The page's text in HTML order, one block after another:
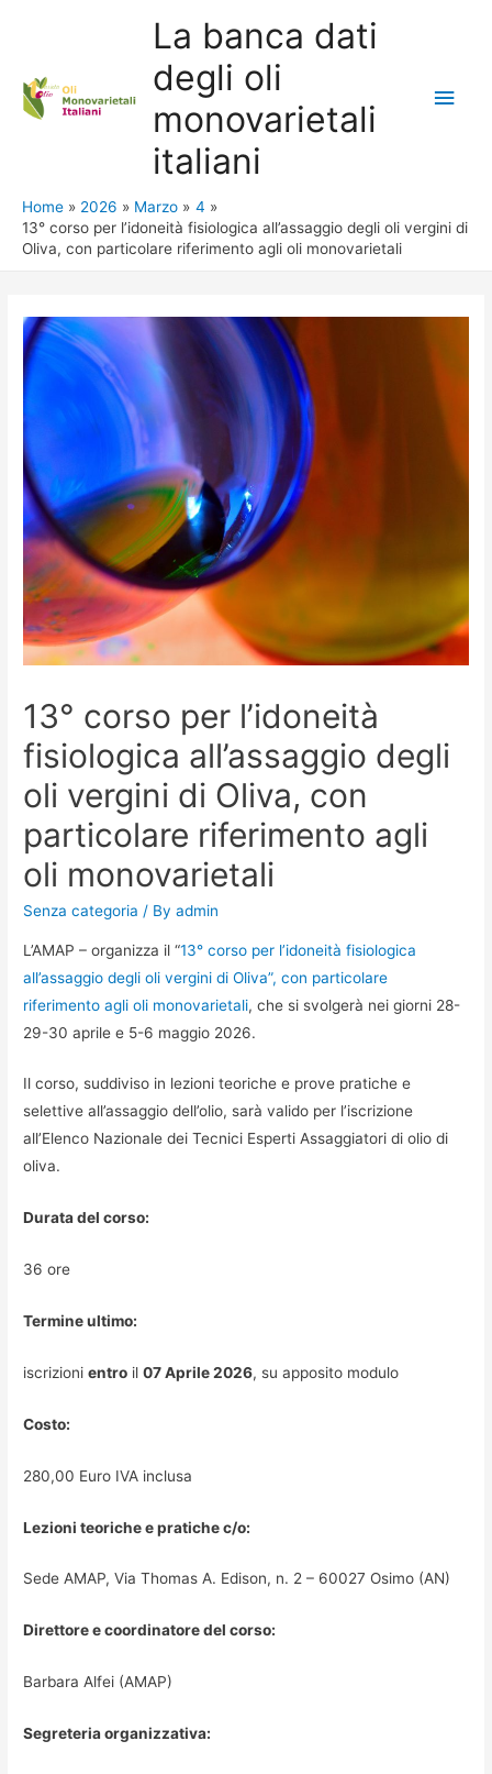
La banca dati
degli oli
monovarietali
italiani
Main
Home 2026 Marzo
4
13° corso per l’idoneità fisiologica all’assaggio degli oli vergini di
Oliva, con particolare riferimento agli oli monovarietali
13° corso per l’idoneità
fisiologica all’assaggio degli
oli vergini di Oliva, con
particolare riferimento agli
oli monovarietali
Senza categoria / Byadmin
L’AMAP – organizza il “13° corso per l’idoneità fisiologica
all’assaggio degli oli vergini di Oliva”, con particolare
riferimento agli oli monovarietali, che si svolgerà nei giorni 28-
29-30 aprile e 5-6 maggio 2026.
Il corso, suddiviso in lezioni teoriche e prove pratiche e
selettive all’assaggio dell’olio, sarà valido per l’iscrizione
all’Elenco Nazionale dei Tecnici Esperti Assaggiatori di olio di
oliva.
Durata del corso:
36 ore
Termine ultimo:
iscrizionientro il07 Aprile 2026, su apposito modulo
Costo:
280,00 Euro IVA inclusa
Lezioni teoriche e pratiche c/o:
Sede AMAP, Via Thomas A. Edison, n. 2 – 60027 Osimo (AN)
Direttore e coordinatore del corso:
Barbara Alfei (AMAP)
Segreteria organizzativa: